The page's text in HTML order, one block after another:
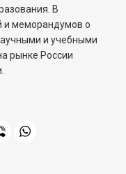
В
и меморандумов о
и учебными
рынке России